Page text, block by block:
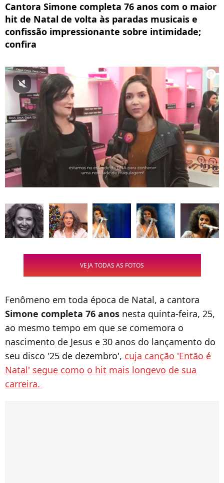
Cantora Simone completa 76 anos com o maior
hit de Natal de volta às paradas musicais e
confissão impressionante sobre intimidade;
confira
VEJA TODAS AS FOTOS
Fenômeno em toda época de Natal, a cantora
Simone completa 76 anos nesta quinta-feira, 25,
ao mesmo tempo em que se comemora o
nascimento de Jesus e 30 anos do lançamento do
seu disco '25 de dezembro', cuja canção 'Então é
Natal' segue como o hit mais longevo de sua
carreira.